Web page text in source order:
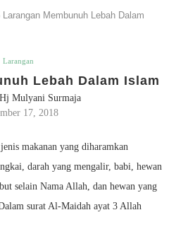
Larangan Membunuh Lebah Dalam
Larangan
Lebah Dalam Islam
Hj Mulyani Surmaja
17, 2018
makanan yang diharamkan
darah yang mengalir, babi, hewan
selain Nama Allah, dan hewan yang
surat Al-Maidah ayat 3 Allah